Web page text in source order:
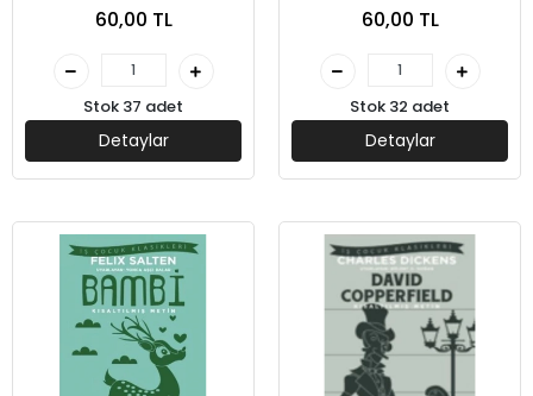
60,00 TL
Stok 37 adet
Detaylar
Yayınları
60,00 TL
Stok 32 adet
Detaylar